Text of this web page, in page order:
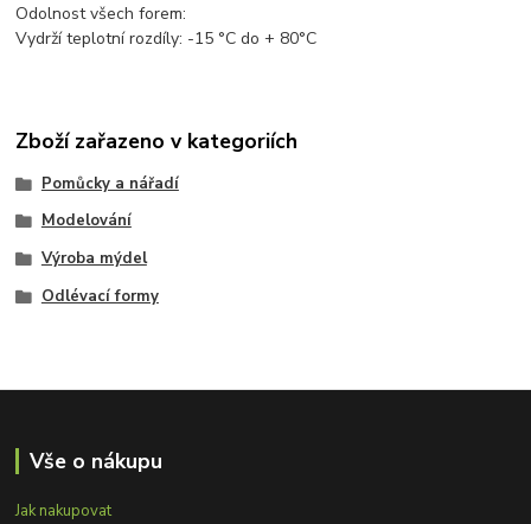
Odolnost všech forem:
Vydrží teplotní rozdíly: -15 °C do + 80°C
Zboží zařazeno v kategoriích
Pomůcky a nářadí
Modelování
Výroba mýdel
Odlévací formy
Vše o nákupu
Jak nakupovat